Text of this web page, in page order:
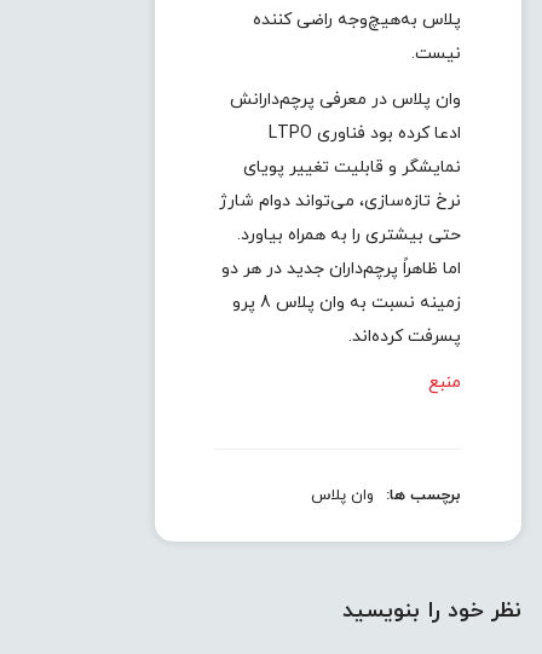
پلاس به‌هیچ‌وجه راضی کننده
نیست.
وان پلاس در معرفی پرچم‌دارانش
ادعا کرده بود فناوری LTPO
نمایشگر و قابلیت تغییر پویای
نرخ تازه‌سازی، می‌تواند دوام شارژ
حتی بیشتری را به همراه بیاورد.
اما ظاهراً پرچم‌داران جدید در هر دو
زمینه نسبت به وان پلاس 8 پرو
پسرفت کرده‌اند.
منبع
برچسب ها: وان پلاس
نظر خود را بنویسید